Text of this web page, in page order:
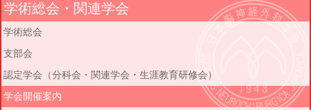
学術総会・関連学会
学術総会
支部会
認定学会（分科会・関連学会・生涯教育研修会）
学会開催案内